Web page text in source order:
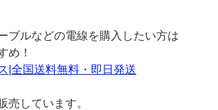
ブルなどの電線を購入したい方は
め！
|全国送料無料・即日発送
売しています。